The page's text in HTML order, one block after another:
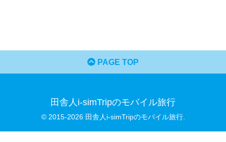
PAGE TOP
田舎人i-simTripのモバイル旅行
© 2015-2026 田舎人i-simTripのモバイル旅行.